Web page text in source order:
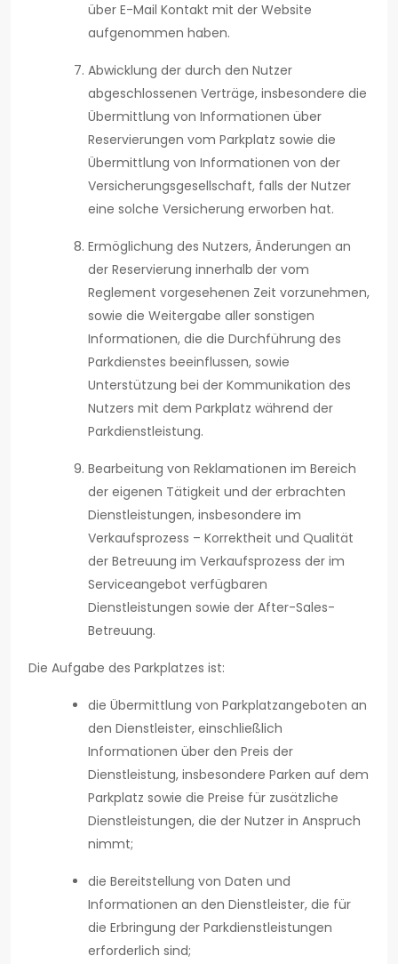
über E-Mail Kontakt mit der Website
aufgenommen haben.
Abwicklung der durch den Nutzer
abgeschlossenen Verträge, insbesondere die
Übermittlung von Informationen über
Reservierungen vom Parkplatz sowie die
Übermittlung von Informationen von der
Versicherungsgesellschaft, falls der Nutzer
eine solche Versicherung erworben hat.
Ermöglichung des Nutzers, Änderungen an
der Reservierung innerhalb der vom
Reglement vorgesehenen Zeit vorzunehmen,
sowie die Weitergabe aller sonstigen
Informationen, die die Durchführung des
Parkdienstes beeinflussen, sowie
Unterstützung bei der Kommunikation des
Nutzers mit dem Parkplatz während der
Parkdienstleistung.
Bearbeitung von Reklamationen im Bereich
der eigenen Tätigkeit und der erbrachten
Dienstleistungen, insbesondere im
Verkaufsprozess – Korrektheit und Qualität
der Betreuung im Verkaufsprozess der im
Serviceangebot verfügbaren
Dienstleistungen sowie der After-Sales-
Betreuung.
Die Aufgabe des Parkplatzes ist:
die Übermittlung von Parkplatzangeboten an
den Dienstleister, einschließlich
Informationen über den Preis der
Dienstleistung, insbesondere Parken auf dem
Parkplatz sowie die Preise für zusätzliche
Dienstleistungen, die der Nutzer in Anspruch
nimmt;
die Bereitstellung von Daten und
Informationen an den Dienstleister, die für
die Erbringung der Parkdienstleistungen
erforderlich sind;